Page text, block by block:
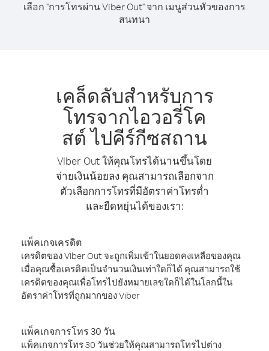
เลือก "การโทรผ่าน Viber Out" จาก เมนูส่วนหัวของการ
สนทนา
เคล็ดลับสำหรับการ
โทรจากไอวอรี่โค
สต์ ไปคีร์กีซสถาน
Viber Out ให้คุณโทรได้นานขึ้นโดย
จ่ายเงินน้อยลง คุณสามารถเลือกจาก
ตัวเลือกการโทรที่มีอัตราค่าโทรต่ำ
และยืดหยุ่นได้ของเรา:
แพ็คเกจเครดิต
เครดิตของ Viber Out จะถูกเพิ่มเข้าในยอดคงเหลือของคุณ
เมื่อคุณซื้อเครดิตเป็นจำนวนเงินเท่าใดก็ได้ คุณสามารถใช้
เครดิตของคุณเพื่อโทรไปยังหมายเลขใดก็ได้ในโลกนี้ใน
อัตราค่าโทรที่ถูกมากของ Viber
แพ็คเกจการโทร 30 วัน
แพ็คเกจการโทร 30 วันช่วยให้คุณสามารถโทรไปต่าง